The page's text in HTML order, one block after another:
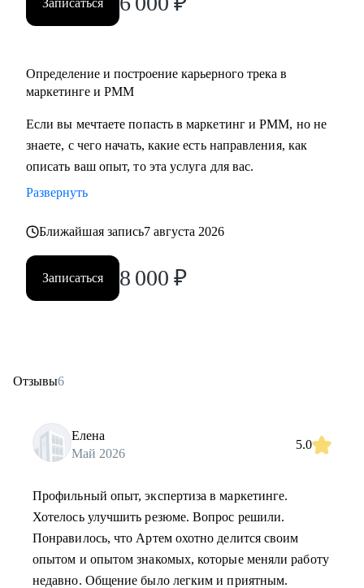
• Middle/senior специалистам в маркетинге и PMM для
• Всем, кто точно понимает, что хочет попасть в Digital-
маркетинг и PMM, но не знает, какие бывают направления,
с чего можно начать, в какую сторону двигаться.
Записаться
Определение и построение карьерного трека в
маркетинге и PMM
Если вы мечтаете попасть в маркетинг и PMM, но не
знаете, с чего начать, какие есть направления, как
описать ваш опыт, то эта услуга для вас.
Развернуть
Ближайшая запись7 августа 2026
Записаться 8 000 ₽
Отзывы6
Елена
Май 2026
5.0
Профильный опыт, экспертиза в маркетинге.
Хотелось улучшить резюме. Вопрос решили.
Понравилось, что Артем охотно делится своим
опытом и опытом знакомых, которые меняли работу
недавно. Общение было легким и приятным.